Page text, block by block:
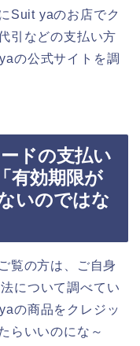
Suit yaのお店でク
引などの支払い方
の公式サイトを調
ドの支払い
有効期限が
いのではな
覧の方は、ご自身
について調べてい
の商品をクレジッ
らいいのにな～